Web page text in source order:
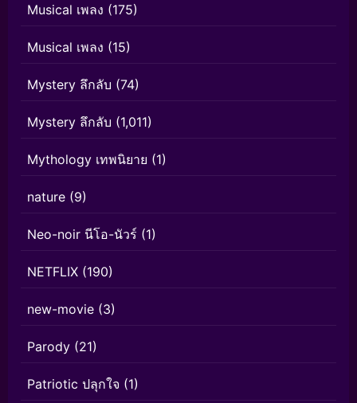
Musical เพลง (175)
Musical เพลง (15)
Mystery ลึกลับ (74)
Mystery ลึกลับ (1,011)
Mythology เทพนิยาย (1)
nature (9)
Neo-noir นีโอ-นัวร์ (1)
NETFLIX (190)
new-movie (3)
Parody (21)
Patriotic ปลุกใจ (1)